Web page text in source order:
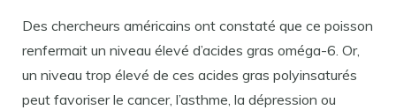
Des chercheurs américains ont constaté que ce poisson
renfermait un niveau élevé d’acides gras oméga-6. Or,
un niveau trop élevé de ces acides gras polyinsaturés
peut favoriser le cancer, l’asthme, la dépression ou